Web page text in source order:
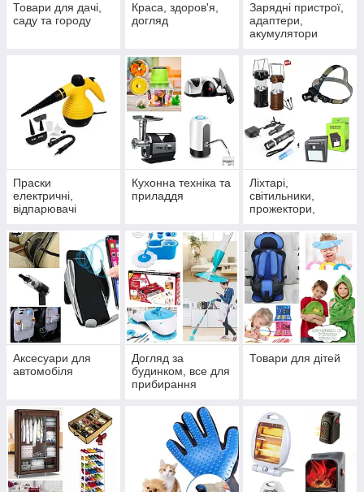
Товари для дачі,
саду та городу
Краса, здоров'я,
догляд
Зарядні пристрої,
адаптери,
акумулятори
Праски
електричні,
відпарювачі
Кухонна техніка та
приладдя
Ліхтарі,
світильники,
прожектори,
вуличне
освітлення
Аксесуари для
автомобіля
Догляд за
будинком, все для
прибирання
Товари для дітей